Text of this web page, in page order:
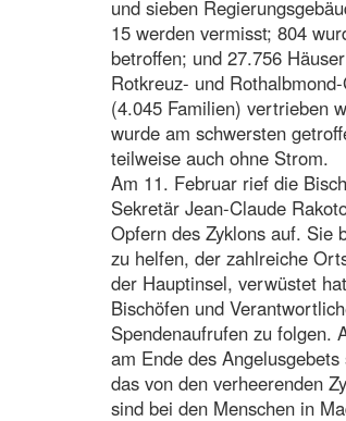
und sieben
15 werden vermisst; 804
betroffen; und 27.756
Rotkreuz- und
(4.045 Familien) vertrieben
wurde am schwersten
teilweise auch ohne Strom.
Am 11. Februar rief die
Sekretär Jean-Claude
Opfern des Zyklons auf. Sie
zu helfen, der zahlreiche
der Hauptinsel, verwüstet
Bischöfen und
Spendenaufrufen zu folgen.
am Ende des
das von den verheerenden
sind bei den Menschen in